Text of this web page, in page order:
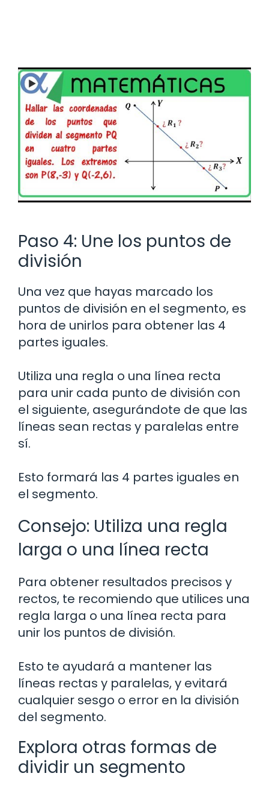
Paso 4: Une los puntos de
división
Una vez que hayas marcado los
puntos de división en el segmento, es
hora de unirlos para obtener las 4
partes iguales.
Utiliza una regla o una línea recta
para unir cada punto de división con
el siguiente, asegurándote de que las
líneas sean rectas y paralelas entre
sí.
Esto formará las 4 partes iguales en
el segmento.
Consejo: Utiliza una regla
larga o una línea recta
Para obtener resultados precisos y
rectos, te recomiendo que utilices una
regla larga o una línea recta para
unir los puntos de división.
Esto te ayudará a mantener las
líneas rectas y paralelas, y evitará
cualquier sesgo o error en la división
del segmento.
Explora otras formas de
dividir un segmento